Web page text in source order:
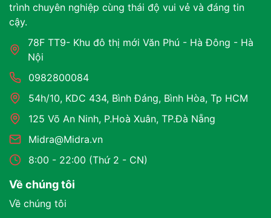
trình chuyên nghiệp cùng thái độ vui vẻ và đáng tin
cậy.
78F TT9- Khu đô thị mới Văn Phú - Hà Đông - Hà
Nội
0982800084
54h/10, KDC 434, Bình Đáng, Bình Hòa, Tp HCM
125 Võ An Ninh, P.Hoà Xuân, TP.Đà Nẵng
Midra@Midra.vn
8:00 - 22:00 (Thứ 2 - CN)
Về chúng tôi
Về chúng tôi